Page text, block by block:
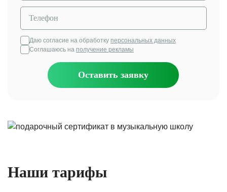
Даю согласие на обработку персональных данных
Соглашаюсь на получение рекламы
Оставить заявку
Наши тарифы